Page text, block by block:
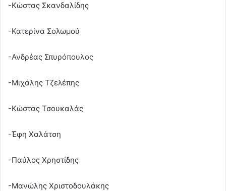
-Κώστας Σκανδαλίδης
-Κατερίνα Σολωμού
-Ανδρέας Σπυρόπουλος
-Μιχάλης Τζελέπης
-Κώστας Τσουκαλάς
-Έφη Χαλάτση
-Παύλος Χρηστίδης
-Μανώλης Χριστοδουλάκης